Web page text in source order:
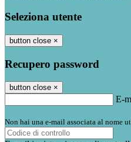
Seleziona utente
button close ×
Recupero password
button close ×
E-
Non hai una e-mail associata al nome